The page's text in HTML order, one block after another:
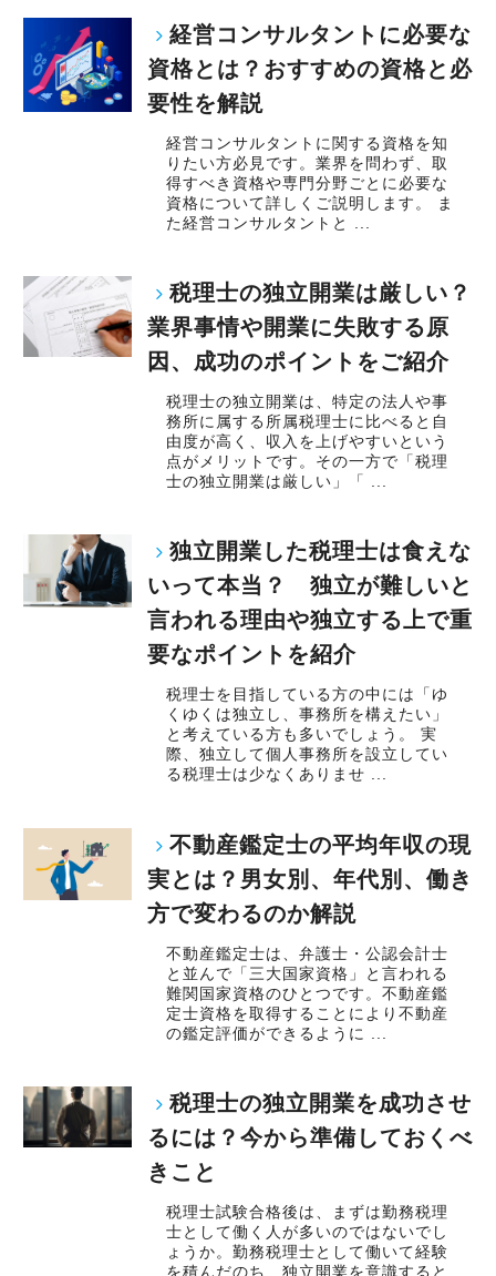
経営コンサルタントに必要な
資格とは？おすすめの資格と必
要性を解説
経営コンサルタントに関する資格を知
りたい方必見です。業界を問わず、取
得すべき資格や専門分野ごとに必要な
資格について詳しくご説明します。 ま
た経営コンサルタントと ...
税理士の独立開業は厳しい？
業界事情や開業に失敗する原
因、成功のポイントをご紹介
税理士の独立開業は、特定の法人や事
務所に属する所属税理士に比べると自
由度が高く、収入を上げやすいという
点がメリットです。その一方で「税理
士の独立開業は厳しい」「 ...
独立開業した税理士は食えな
いって本当？ 独立が難しいと
言われる理由や独立する上で重
要なポイントを紹介
税理士を目指している方の中には「ゆ
くゆくは独立し、事務所を構えたい」
と考えている方も多いでしょう。 実
際、独立して個人事務所を設立してい
る税理士は少なくありませ ...
不動産鑑定士の平均年収の現
実とは？男女別、年代別、働き
方で変わるのか解説
不動産鑑定士は、弁護士・公認会計士
と並んで「三大国家資格」と言われる
難関国家資格のひとつです。不動産鑑
定士資格を取得することにより不動産
の鑑定評価ができるように ...
税理士の独立開業を成功させ
るには？今から準備しておくべ
きこと
税理士試験合格後は、まずは勤務税理
士として働く人が多いのではないでし
ょうか。勤務税理士として働いて経験
を積んだのち、独立開業を意識すると